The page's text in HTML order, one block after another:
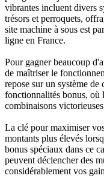
vibrantes incluent divers
trésors et perroquets,
site machine à sous est
ligne en France.
Pour gagner beaucoup
de maîtriser le
repose sur un système de
fonctionnalités bonus, où
combinaisons
La clé pour maximiser
montants plus élevés
bonus spéciaux dans ce
peuvent déclencher des
considérablement vos